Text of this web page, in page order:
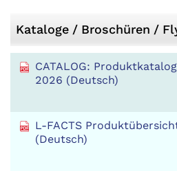
Kataloge / Broschüren /
CATALOG: Produktkatalog
2026 (Deutsch)
L-FACTS
(Deutsch)